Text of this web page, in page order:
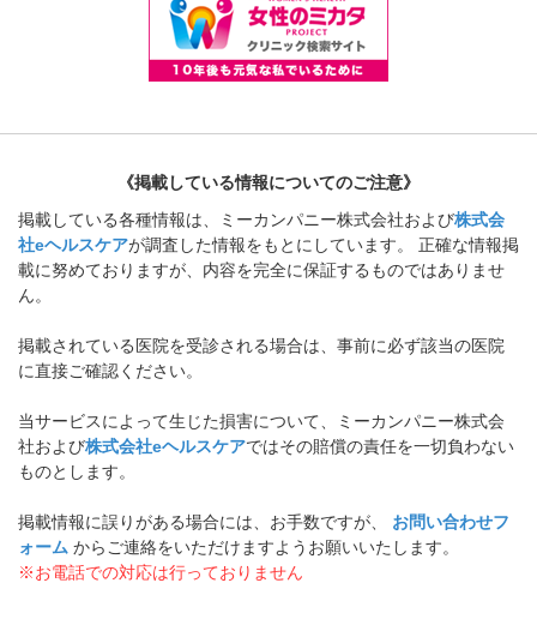
《掲載している情報についてのご注意》
掲載している各種情報は、ミーカンパニー株式会社および株式会
社eヘルスケアが調査した情報をもとにしています。 正確な情報掲
載に努めておりますが、内容を完全に保証するものではありませ
ん。
掲載されている医院を受診される場合は、事前に必ず該当の医院
に直接ご確認ください。
当サービスによって生じた損害について、ミーカンパニー株式会
社および株式会社eヘルスケアではその賠償の責任を一切負わない
ものとします。
掲載情報に誤りがある場合には、お手数ですが、 お問い合わせフ
ォーム からご連絡をいただけますようお願いいたします。
※お電話での対応は行っておりません